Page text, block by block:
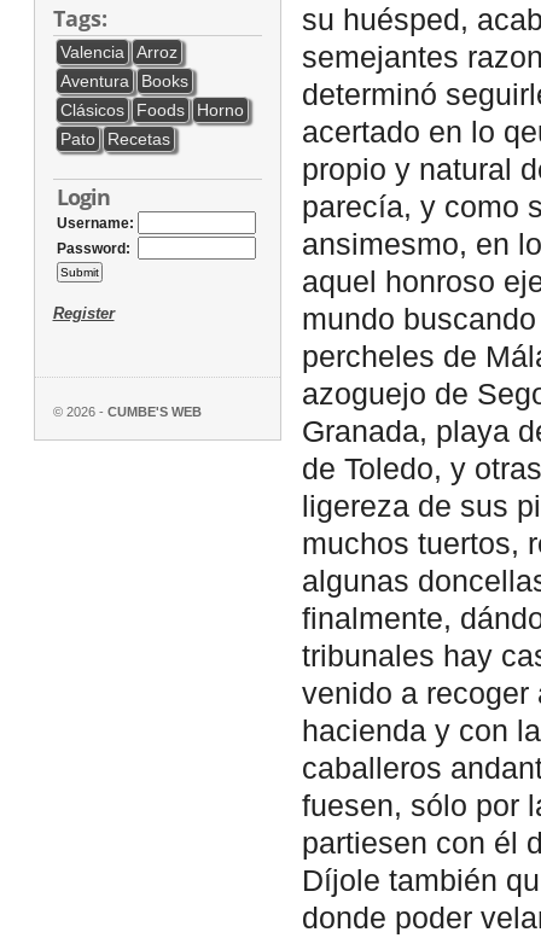
Tags:
Valencia
Arroz
Aventura
Books
Clásicos
Foods
Horno
Pato
Recetas
Login
Username:
Password:
Register
© 2026 - CUMBE'S WEB
su huésped,
semejantes
determinó
acertado en lo
propio y natural
parecía, y como
ansimesmo, en
aquel honroso
mundo
percheles de
azoguejo de
Granada, playa
de Toledo, y
ligereza de sus
muchos tuertos,
algunas
finalmente,
tribunales hay
venido a
hacienda y con
caballeros
fuesen, sólo por
partiesen con él
Díjole también
donde poder